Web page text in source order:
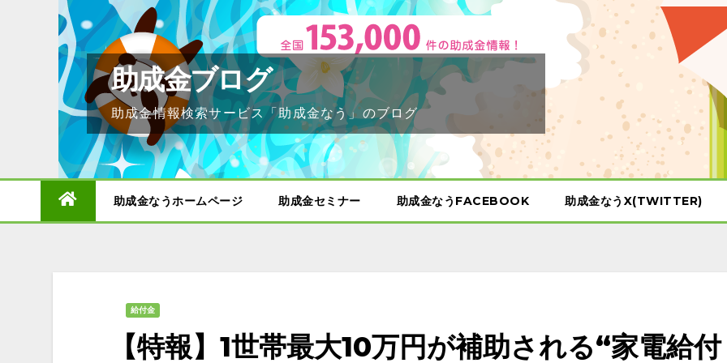
助成金ブログ
助成金情報検索サービス「助成金なう」のブログ
助成金なうホームページ 助成金セミナー 助成金なうFACEBOOK 助成金なうX(TWITTER)
給付金
【特報】1世帯最大10万円が補助される“家電給付